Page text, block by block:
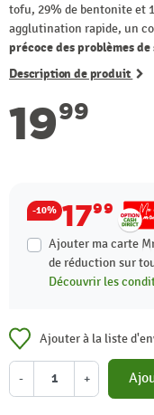
tofu, 29% de bentonite et
agglutination rapide, un
précoce des problèmes de
Description de produit
1999
-10% 1799
Ajouter ma carte
de réduction sur
Découvrir les
Ajouter à la liste
- +